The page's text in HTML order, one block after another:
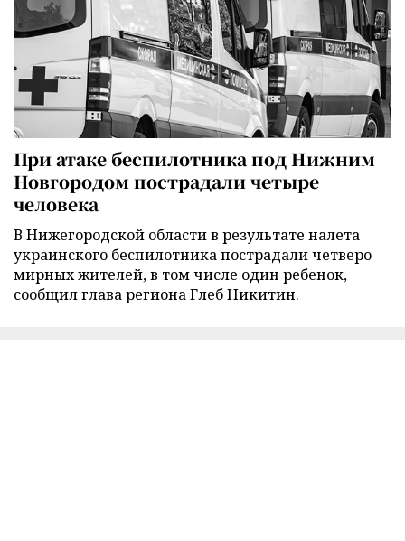
При атаке беспилотника под Нижним
Новгородом пострадали четыре
человека
В Нижегородской области в результате налета
украинского беспилотника пострадали четверо
мирных жителей, в том числе один ребенок,
сообщил глава региона Глеб Никитин.